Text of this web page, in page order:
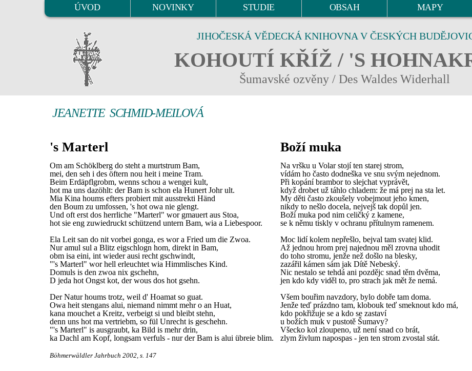
ÚVOD NOVINKY STUDIE OBSAH MAPY
JIHOČESKÁ VĚDECKÁ KNIHOVNA V ČESKÝCH
KOHOUTÍ KŘÍŽ / 'S
Šumavské ozvěny / Des Waldes Widerhall
JEANETTE SCHMID-MEILOVÁ
's Marterl
Om am Schöklberg do steht a murtstrum Bam,
mei, den seh i des öftern nou heit i meine Tram.
Beim Erdäpflgrobm, wenns schou a wengei kult,
hot ma uns dazöhlt: der Bam is schon ela Hunert Johr ult.
Mia Kina houms efters probiert mit ausstrekti Händ
den Boum zu umfossen, 's hot owa nie glengt.
Und oft erst dos herrliche "Marterl" wor gmauert aus Stoa,
hot sie eng zuwiedruckt schützend untern Bam, wia a Liebespoor.
Ela Leit san do nit vorbei gonga, es wor a Fried um die Zwoa.
Nur amul sul a Blitz eigschlogn hom, direkt in Bam,
obm isa eini, int wieder ausi recht gschwindt,
"'s Marterl" wor hell erleuchtet wia Himmlisches Kind.
Domuls is den zwoa nix gschehn,
D jeda hot Ongst kot, der wous dos hot gsehn.
Der Natur houms trotz, weil d' Hoamat so guat.
Owa heit stengans alui, niemand nimmt mehr o an Huat,
kana mouchet a Kreitz, verbeigt si und bleibt stehn,
denn uns hot ma vertriebm, so fül Unrecht is geschehn.
"'s Marterl" is ausgraubt, ka Bild is mehr drin,
ka Dachl am Kopf, longsam verfuls - nur der Bam is alui übreie blim.
Boží muka
Na vršku u Volar stojí ten starej strom,
vídám ho často dodneška ve snu svým nejednom.
Při kopání brambor to slejchat vyprávět,
když drobet už táhlo chladem: že má prej na sta let.
My děti často zkoušely vobejmout jeho kmen,
nikdy to nešlo docela, nejvejš tak dopůl jen.
Boží muka pod nim celičký z kamene,
se k němu tiskly v ochranu přítulnym ramenem.
Moc lidí kolem nepřešlo, bejval tam svatej klid.
Až jednou hrom prej najednou měl zrovna uhodit
do toho stromu, jenže než došlo na blesky,
zazářil kámen sám jak Dítě Nebeský.
Nic nestalo se tehdá ani pozdějc snad těm dvěma,
jen kdo kdy viděl to, pro strach jak mět že nemá.
Všem bouřim navzdory, bylo dobře tam doma.
Jenže teď prázdno tam, klobouk teď smeknout kdo má,
kdo pokřižuje se a kdo se zastaví
u božích muk v pustotě Šumavy?
Všecko kol zloupeno, už není snad co brát,
zlym živlum napospas - jen ten strom zvostal stát.
Böhmerwäldler Jahrbuch 2002, s. 147